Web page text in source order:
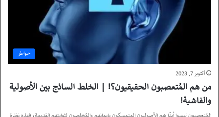
خواطر
أكتوبر 7, 2023
من هم المُتعصبون الحقيقيون؟! | الخلط الساذج بين الأصولية
والفاشية!